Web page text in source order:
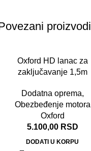
proizvodi
Oxford HD lanac za
zaključavanje 1,5m
Dodatna oprema,
Obezbeđenje motora
Oxford
5.100,00 RSD
DODATI U KORPU